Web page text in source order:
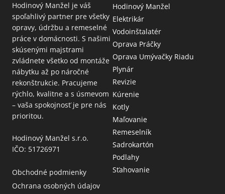
Hodinový Manžel je váš
spoľahlivý partner pre všetky
opravy, údržbu a remeselné
práce v domácnosti. S našimi
skúsenými majstrami
zvládnete všetko od montáže
nábytku až po náročné
rekonštrukcie. Pracujeme
rýchlo, kvalitne a s úsmevom
– vaša spokojnosť je pre nás
prioritou.
Hodinový Manžel s.r.o.
IČO: 51726971
Obchodné podmienky
Ochrana osobných údajov
Hodinový Manžel
Elektrikár
Vodoinštalatér
Oprava Práčky
Oprava Umývačky Riadu
Plynár
Revizie
Kúrenie
Kotly
Maľovanie
Remeselník
Sadrokartón
Podlahy
Sťahovanie